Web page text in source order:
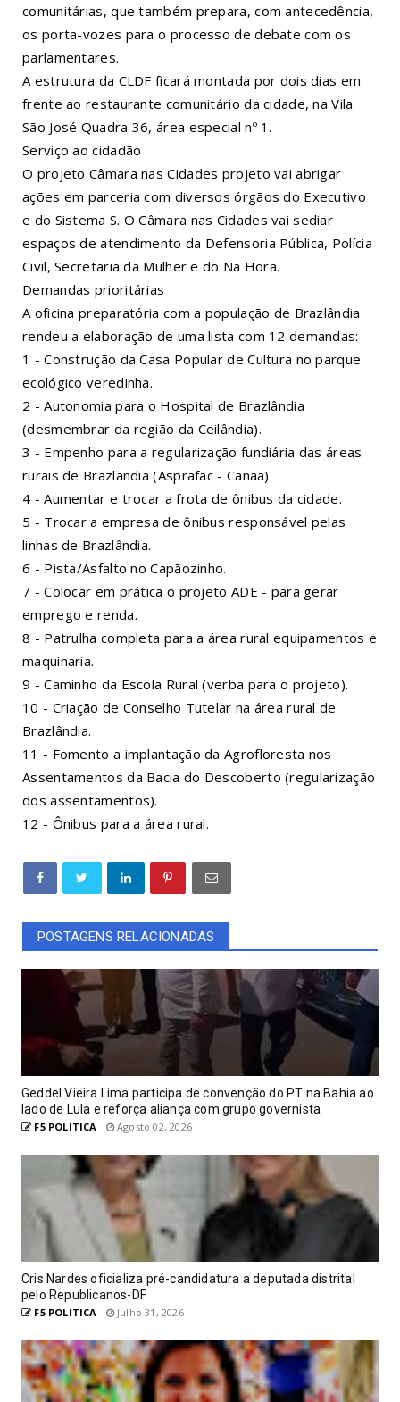
comunitárias, que também prepara, com antecedência,
os porta-vozes para o processo de debate com os
parlamentares.
A estrutura da CLDF ficará montada por dois dias em
frente ao restaurante comunitário da cidade, na Vila
São José Quadra 36, área especial nº 1.
Serviço ao cidadão
O projeto Câmara nas Cidades projeto vai abrigar
ações em parceria com diversos órgãos do Executivo
e do Sistema S. O Câmara nas Cidades vai sediar
espaços de atendimento da Defensoria Pública, Polícia
Civil, Secretaria da Mulher e do Na Hora.
Demandas prioritárias
A oficina preparatória com a população de Brazlândia
rendeu a elaboração de uma lista com 12 demandas:
1 - Construção da Casa Popular de Cultura no parque
ecológico veredinha.
2 - Autonomia para o Hospital de Brazlândia
(desmembrar da região da Ceilândia).
3 - Empenho para a regularização fundiária das áreas
rurais de Brazlandia (Asprafac - Canaa)
4 - Aumentar e trocar a frota de ônibus da cidade.
5 - Trocar a empresa de ônibus responsável pelas
linhas de Brazlândia.
6 - Pista/Asfalto no Capãozinho.
7 - Colocar em prática o projeto ADE - para gerar
emprego e renda.
8 - Patrulha completa para a área rural equipamentos e
maquinaria.
9 - Caminho da Escola Rural (verba para o projeto).
10 - Criação de Conselho Tutelar na área rural de
Brazlândia.
11 - Fomento a implantação da Agrofloresta nos
Assentamentos da Bacia do Descoberto (regularização
dos assentamentos).
12 - Ônibus para a área rural.
POSTAGENS RELACIONADAS
Geddel Vieira Lima participa de convenção do PT na Bahia ao
lado de Lula e reforça aliança com grupo governista
F5 POLITICA Agosto 02, 2026
Cris Nardes oficializa pré-candidatura a deputada distrital
pelo Republicanos-DF
F5 POLITICA Julho 31, 2026